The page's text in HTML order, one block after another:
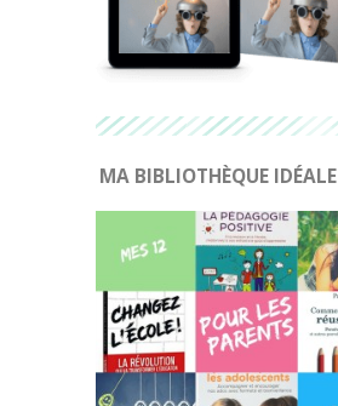
MA BIBLIOTHÈQUE IDÉALE